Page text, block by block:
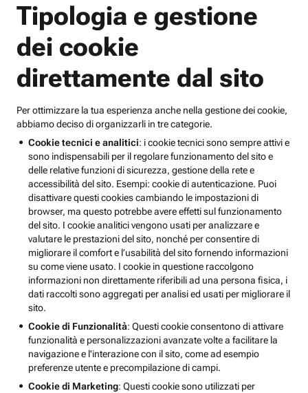
Tipologia e gestione
dei cookie
direttamente dal sito
Per ottimizzare la tua esperienza anche nella gestione dei cookie,
abbiamo deciso di organizzarli in tre categorie.
Cookie tecnici e analitici: i cookie tecnici sono sempre attivi e
sono indispensabili per il regolare funzionamento del sito e
delle relative funzioni di sicurezza, gestione della rete e
accessibilità del sito. Esempi: cookie di autenticazione. Puoi
disattivare questi cookies cambiando le impostazioni di
browser, ma questo potrebbe avere effetti sul funzionamento
del sito. I cookie analitici vengono usati per analizzare e
valutare le prestazioni del sito, nonché per consentire di
migliorare il comfort e l’usabilità del sito fornendo informazioni
su come viene usato. I cookie in questione raccolgono
informazioni non direttamente riferibili ad una persona fisica, i
dati raccolti sono aggregati per analisi ed usati per migliorare il
sito.
Cookie di Funzionalità: Questi cookie consentono di attivare
funzionalità e personalizzazioni avanzate volte a facilitare la
navigazione e l'interazione con il sito, come ad esempio
preferenze utente e precompilazione di campi.
Cookie di Marketing: Questi cookie sono utilizzati per